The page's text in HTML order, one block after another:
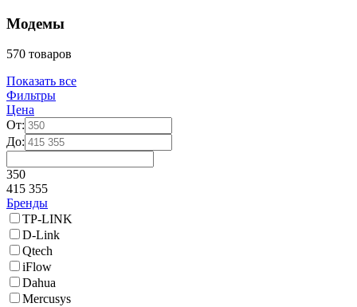
Модемы
570 товаров
Показать все
Фильтры
Цена
От:
До:
350
415 355
Бренды
TP-LINK
D-Link
Qtech
iFlow
Dahua
Mercusys